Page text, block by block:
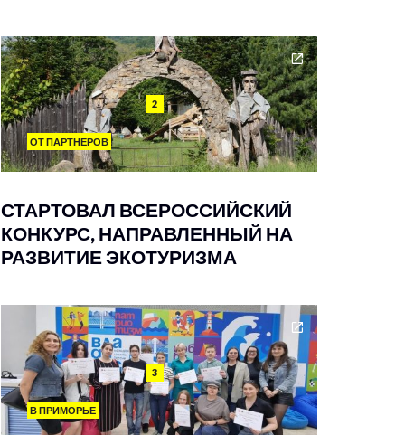
2
ОТ ПАРТНЕРОВ
СТАРТОВАЛ ВСЕРОССИЙСКИЙ
КОНКУРС, НАПРАВЛЕННЫЙ НА
РАЗВИТИЕ ЭКОТУРИЗМА
3
В ПРИМОРЬЕ